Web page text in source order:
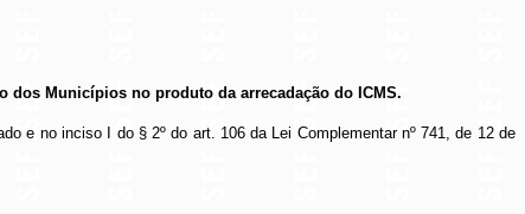
dos Municípios no produto da arrecadação do ICMS.
e no inciso I do § 2º do art. 106 da Lei Complementar nº 741, de 12 de